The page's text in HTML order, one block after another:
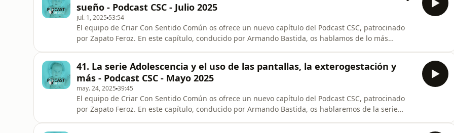
sueño - Podcast CSC - Julio 2025
jul. 1, 2025 53:54
El equipo de Criar Con Sentido Común os ofrece un nuevo capítulo del Podcast CSC, patrocinado
por Zapato Feroz. En este capítulo, conducido por Armando Bastida, os hablamos de lo más
abordar el tema del sueño
41. La serie Adolescencia y el uso de las pantallas, la exterogestación y
más - Podcast CSC - Mayo 2025
may. 24, 2025 39:45
El equipo de Criar Con Sentido Común os ofrece un nuevo capítulo del Podcast CSC, patrocinado
por Zapato Feroz. En este capítulo, conducido por Armando Bastida, os hablaremos de la serie